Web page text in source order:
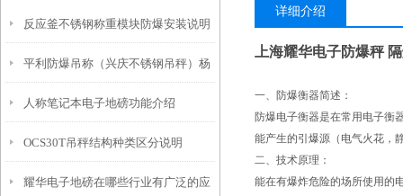
反应釜不锈钢称重模块防爆安装说明
平利防爆吊称（兴庆不锈钢吊秤）杨
陵防水吊秤）宁陕隔爆吊称维修
人称笔记本电子地磅功能介绍
OCS30T吊秤结构种类区分说明
耀华电子地磅在哪些行业有广泛的应
详细介绍
上海耀华电子防爆秤
一、防爆衡器简述：
防爆电子衡器是在常用电子衡
能产生的引爆源（电气火花，
二、技术原理：
能在有爆炸危险的场所使用的